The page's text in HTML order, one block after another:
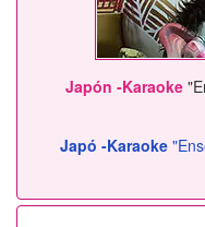
Japón -Karaoke
Japó -Karaoke